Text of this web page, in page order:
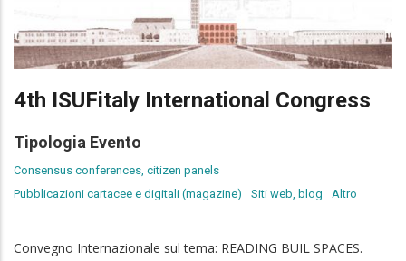
4th ISUFitaly International Congress
Tipologia Evento
Consensus conferences, citizen panels
Pubblicazioni cartacee e digitali (magazine)
Siti web, blog Altro
Convegno Internazionale sul tema: READING BUIL SPACES.